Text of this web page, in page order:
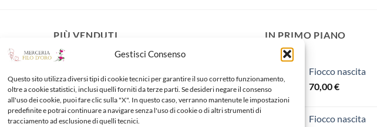
Gestisci Consenso
Questo sito utilizza diversi tipi di cookie tecnici per garantire il suo corretto funzionamento,
oltre a cookie statistici, inclusi quelli forniti da terze parti. Se desideri negare il consenso
all'uso dei cookie, puoi fare clic sulla "X". In questo caso, verranno mantenute le impostazioni
predefinite e potrai continuare a navigare senza l'uso di cookie o di altri strumenti di
tracciamento ad esclusione di quelli tecnici.
PIÙ VENDUTI
3,50€
Fiocco nascita
IN PRIMO PIANO
Fiocco nascita
70,00€
Fiocco nascita